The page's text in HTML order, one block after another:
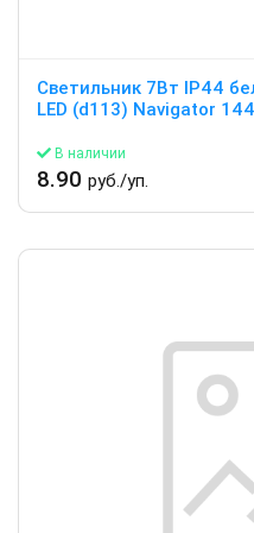
Светильник 7Вт IP44
LED (d113) Navigator
В наличии
8.90 руб./уп.